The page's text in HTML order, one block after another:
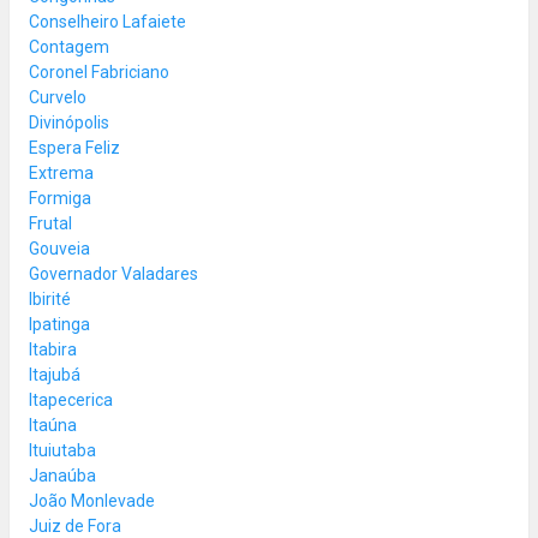
Conselheiro Lafaiete
Contagem
Coronel Fabriciano
Curvelo
Divinópolis
Espera Feliz
Extrema
Formiga
Frutal
Gouveia
Governador Valadares
Ibirité
Ipatinga
Itabira
Itajubá
Itapecerica
Itaúna
Ituiutaba
Janaúba
João Monlevade
Juiz de Fora